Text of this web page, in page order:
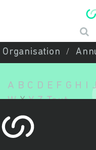
Organisation
A B C D E F G H
W X Y Z Tout